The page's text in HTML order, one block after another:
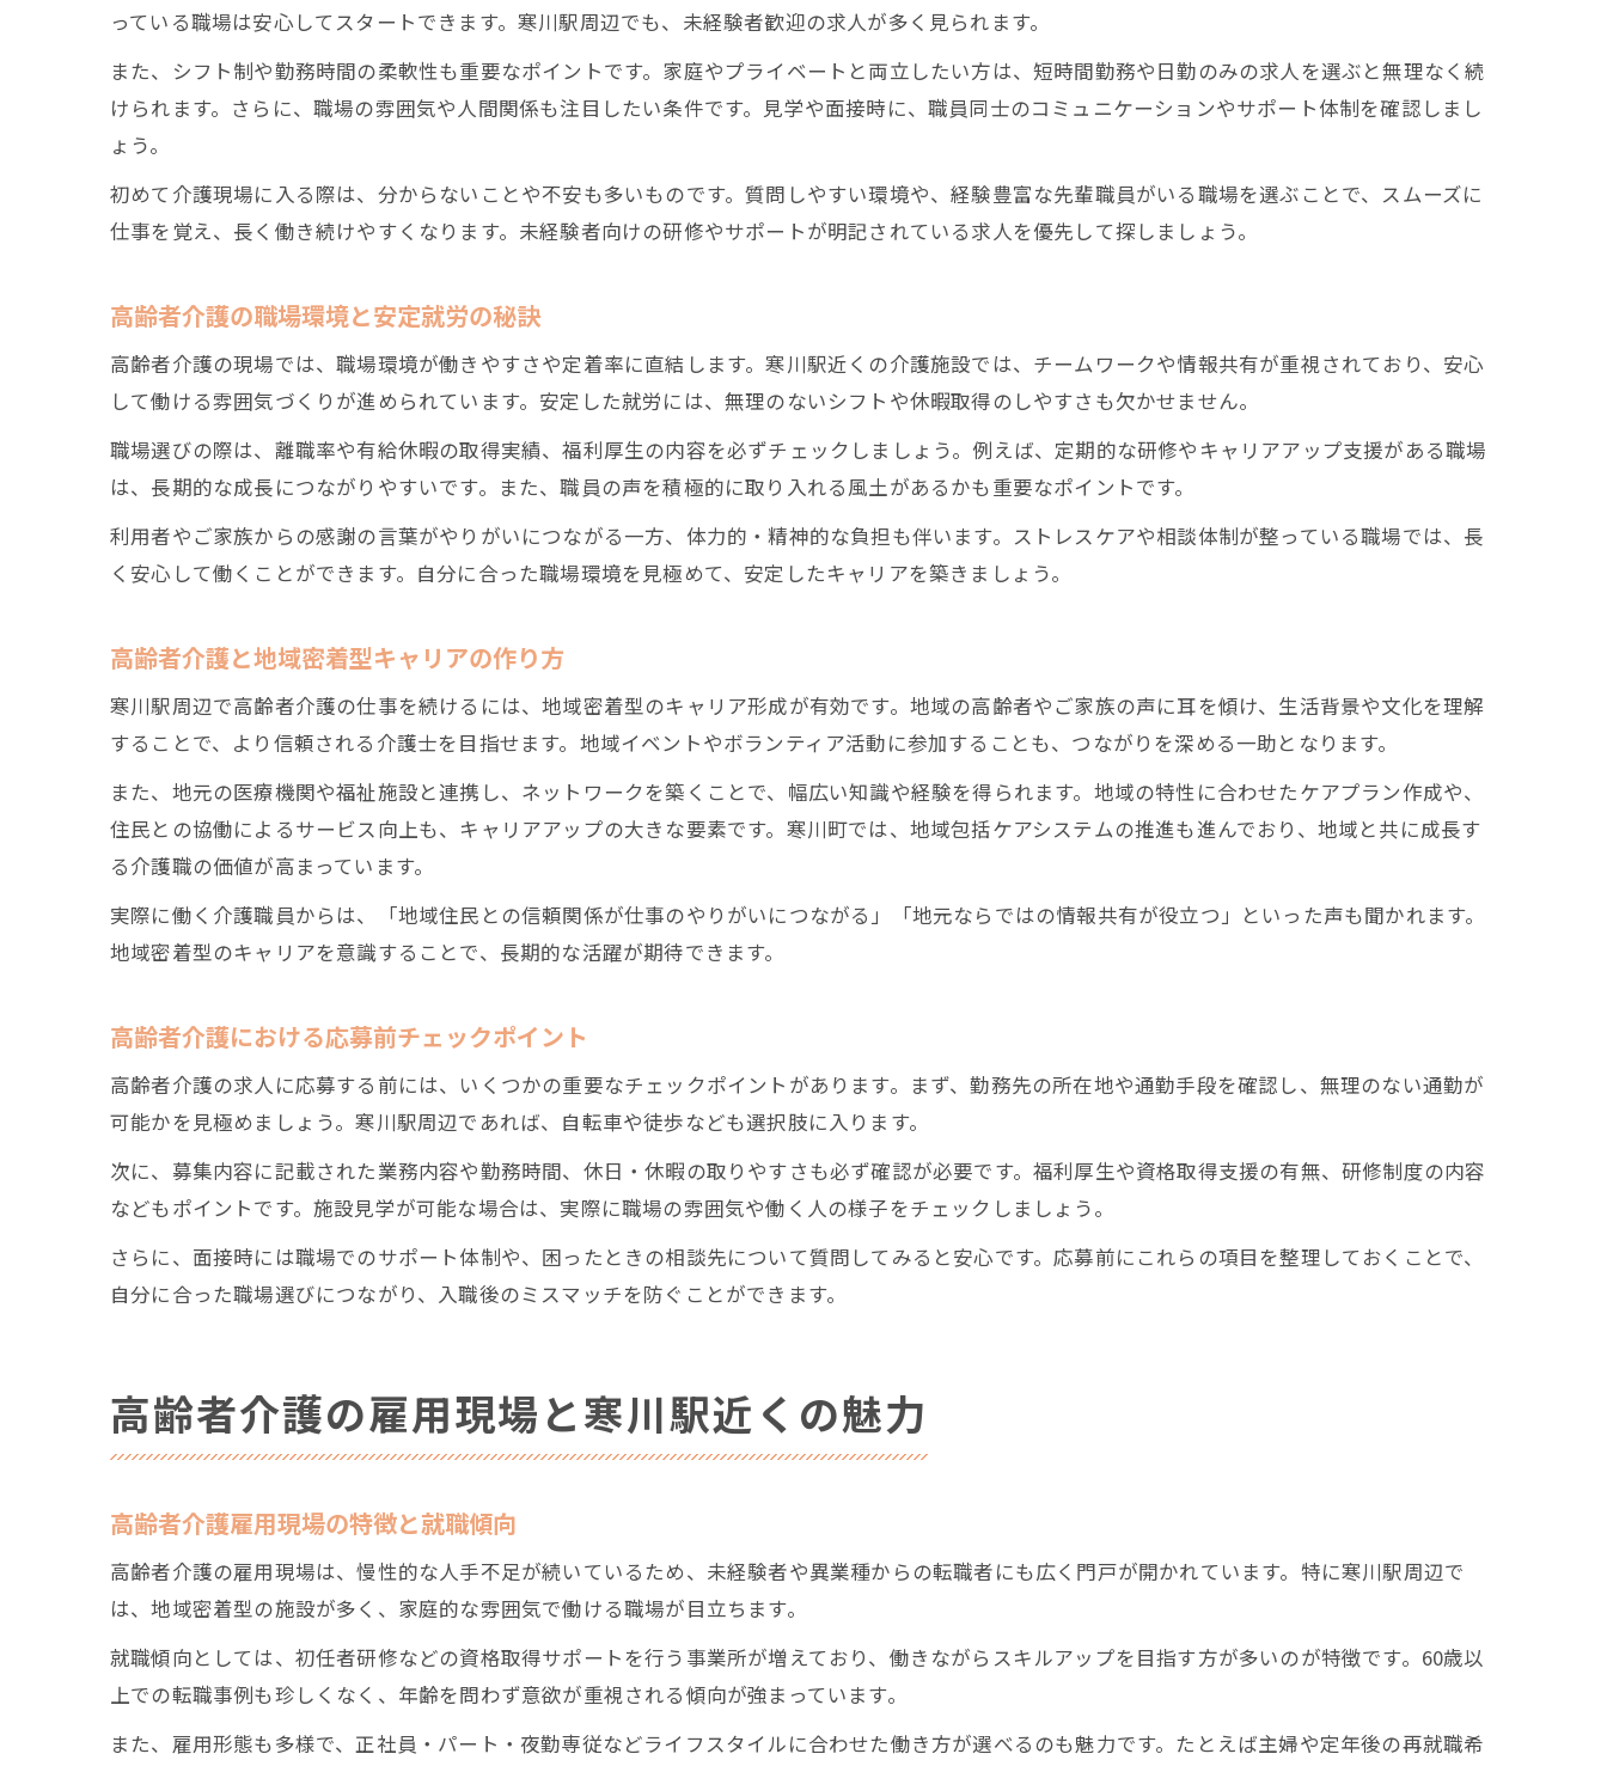
高齢者介護職の給料相場と安定収入の実態
高齢者介護で無理なく続ける働き方の工夫
高齢者介護の雇用継続に役立つ制度紹介
高齢者介護で増える男性介護士の特徴とは
高齢者介護現場で男性が求められる理由
高齢者介護職で男性が活かせる強みと適性
初任者研修取得と高齢者介護で叶える地域就職
高齢者介護へ初任者研修がもたらす可能性
高齢者介護と初任者研修の取得メリット解説
高齢者介護の地域就職に強い資格活用法
高齢者介護で初任者研修を活かす実践事例
っている職場は安心してスタートできます。寒川駅周辺でも、未経験者歓迎の求人が多く見られます。
また、シフト制や勤務時間の柔軟性も重要なポイントです。家庭やプライベートと両立したい方は、短時間勤務や日勤のみの求人を選ぶと無理なく続
けられます。さらに、職場の雰囲気や人間関係も注目したい条件です。見学や面接時に、職員同士のコミュニケーションやサポート体制を確認しまし
ょう。
初めて介護現場に入る際は、分からないことや不安も多いものです。質問しやすい環境や、経験豊富な先輩職員がいる職場を選ぶことで、スムーズに
仕事を覚え、長く働き続けやすくなります。未経験者向けの研修やサポートが明記されている求人を優先して探しましょう。
高齢者介護の職場環境と安定就労の秘訣
高齢者介護の現場では、職場環境が働きやすさや定着率に直結します。寒川駅近くの介護施設では、チームワークや情報共有が重視されており、安心
して働ける雰囲気づくりが進められています。安定した就労には、無理のないシフトや休暇取得のしやすさも欠かせません。
職場選びの際は、離職率や有給休暇の取得実績、福利厚生の内容を必ずチェックしましょう。例えば、定期的な研修やキャリアアップ支援がある職場
は、長期的な成長につながりやすいです。また、職員の声を積極的に取り入れる風土があるかも重要なポイントです。
利用者やご家族からの感謝の言葉がやりがいにつながる一方、体力的・精神的な負担も伴います。ストレスケアや相談体制が整っている職場では、長
く安心して働くことができます。自分に合った職場環境を見極めて、安定したキャリアを築きましょう。
高齢者介護と地域密着型キャリアの作り方
寒川駅周辺で高齢者介護の仕事を続けるには、地域密着型のキャリア形成が有効です。地域の高齢者やご家族の声に耳を傾け、生活背景や文化を理解
することで、より信頼される介護士を目指せます。地域イベントやボランティア活動に参加することも、つながりを深める一助となります。
また、地元の医療機関や福祉施設と連携し、ネットワークを築くことで、幅広い知識や経験を得られます。地域の特性に合わせたケアプラン作成や、
住民との協働によるサービス向上も、キャリアアップの大きな要素です。寒川町では、地域包括ケアシステムの推進も進んでおり、地域と共に成長す
る介護職の価値が高まっています。
実際に働く介護職員からは、「地域住民との信頼関係が仕事のやりがいにつながる」「地元ならではの情報共有が役立つ」といった声も聞かれます。
地域密着型のキャリアを意識することで、長期的な活躍が期待できます。
高齢者介護における応募前チェックポイント
高齢者介護の求人に応募する前には、いくつかの重要なチェックポイントがあります。まず、勤務先の所在地や通勤手段を確認し、無理のない通勤が
可能かを見極めましょう。寒川駅周辺であれば、自転車や徒歩なども選択肢に入ります。
次に、募集内容に記載された業務内容や勤務時間、休日・休暇の取りやすさも必ず確認が必要です。福利厚生や資格取得支援の有無、研修制度の内容
などもポイントです。施設見学が可能な場合は、実際に職場の雰囲気や働く人の様子をチェックしましょう。
さらに、面接時には職場でのサポート体制や、困ったときの相談先について質問してみると安心です。応募前にこれらの項目を整理しておくことで、
自分に合った職場選びにつながり、入職後のミスマッチを防ぐことができます。
高齢者介護の雇用現場と寒川駅近くの魅力
高齢者介護雇用現場の特徴と就職傾向
高齢者介護の雇用現場は、慢性的な人手不足が続いているため、未経験者や異業種からの転職者にも広く門戸が開かれています。特に寒川駅周辺で
は、地域密着型の施設が多く、家庭的な雰囲気で働ける職場が目立ちます。
就職傾向としては、初任者研修などの資格取得サポートを行う事業所が増えており、働きながらスキルアップを目指す方が多いのが特徴です。60歳以
上での転職事例も珍しくなく、年齢を問わず意欲が重視される傾向が強まっています。
また、雇用形態も多様で、正社員・パート・夜勤専従などライフスタイルに合わせた働き方が選べるのも魅力です。たとえば主婦や定年後の再就職希